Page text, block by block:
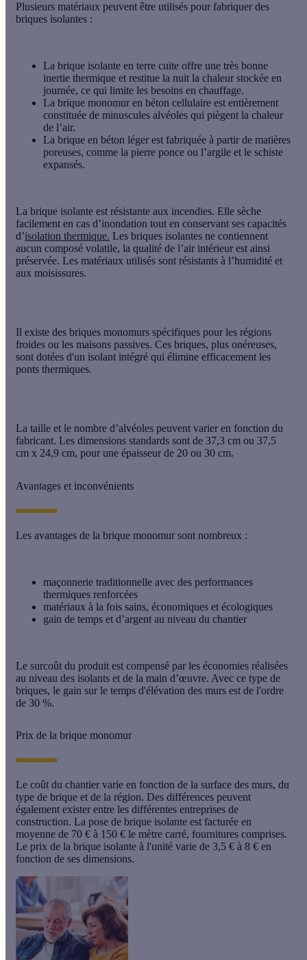
Plusieurs matériaux peuvent être utilisés pour fabriquer des
briques isolantes :
La brique isolante en terre cuite offre une très bonne
inertie thermique et restitue la nuit la chaleur stockée en
journée, ce qui limite les besoins en chauffage.
La brique monomur en béton cellulaire est entièrement
constituée de minuscules alvéoles qui piègent la chaleur
de l’air.
La brique en béton léger est fabriquée à partir de matières
poreuses, comme la pierre ponce ou l’argile et le schiste
expansés.
La brique isolante est résistante aux incendies. Elle sèche
facilement en cas d’inondation tout en conservant ses capacités
d’isolation thermique. Les briques isolantes ne contiennent
aucun composé volatile, la qualité de l’air intérieur est ainsi
préservée. Les matériaux utilisés sont résistants à l’humidité et
aux moisissures.
Il existe des briques monomurs spécifiques pour les régions
froides ou les maisons passives. Ces briques, plus onéreuses,
sont dotées d'un isolant intégré qui élimine efficacement les
ponts thermiques.
La taille et le nombre d’alvéoles peuvent varier en fonction du
fabricant. Les dimensions standards sont de 37,3 cm ou 37,5
cm x 24,9 cm, pour une épaisseur de 20 ou 30 cm.
Avantages et inconvénients
Les avantages de la brique monomur sont nombreux :
maçonnerie traditionnelle avec des performances
thermiques renforcées
matériaux à la fois sains, économiques et écologiques
gain de temps et d’argent au niveau du chantier
Le surcoût du produit est compensé par les économies réalisées
au niveau des isolants et de la main d’œuvre. Avec ce type de
briques, le gain sur le temps d'élévation des murs est de l'ordre
de 30 %.
Prix de la brique monomur
Le coût du chantier varie en fonction de la surface des murs, du
type de brique et de la région. Des différences peuvent
également exister entre les différentes entreprises de
construction. La pose de brique isolante est facturée en
moyenne de 70 € à 150 € le mètre carré, fournitures comprises.
Le prix de la brique isolante à l'unité varie de 3,5 € à 8 € en
fonction de ses dimensions.